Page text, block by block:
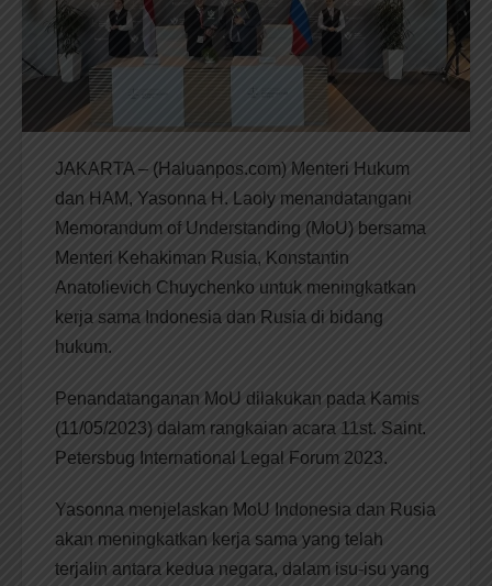
JAKARTA – (Haluanpos.com) Menteri Hukum
dan HAM, Yasonna H. Laoly menandatangani
Memorandum of Understanding (MoU) bersama
Menteri Kehakiman Rusia, Konstantin
Anatolievich Chuychenko untuk meningkatkan
kerja sama Indonesia dan Rusia di bidang
hukum.
Penandatanganan MoU dilakukan pada Kamis
(11/05/2023) dalam rangkaian acara 11st. Saint.
Petersbug International Legal Forum 2023.
Yasonna menjelaskan MoU Indonesia dan Rusia
akan meningkatkan kerja sama yang telah
terjalin antara kedua negara, dalam isu-isu yang